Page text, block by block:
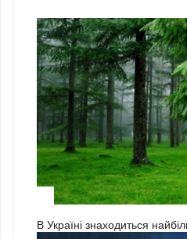
В Україні знаходиться